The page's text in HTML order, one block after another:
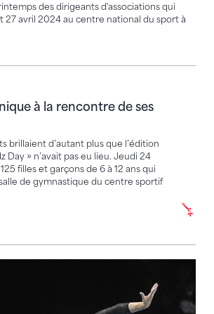
des dirigeants d'associations qui
27 avril 2024 au centre national du sport à
à la rencontre de ses
brillaient d’autant plus que l’édition
Day » n’avait pas eu lieu. Jeudi 24
filles et garçons de 6 à 12 ans qui
de gymnastique du centre sportif
à la rencontre de ses idoles
en interview avec